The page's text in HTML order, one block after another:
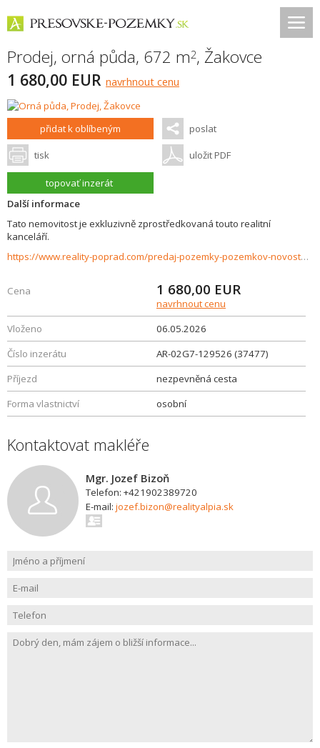
Prodej, orná půda, 672 m2, Žakovce
1 680,00 EUR navrhnout cenu
přidat k oblíbeným poslat
tisk uložit PDF
topovať inzerát
Další informace
Tato nemovitost je exkluzivně zprostředkovaná touto realitní
kanceláří.
https://www.reality-poprad.com/predaj-pozemky-pozemkov-novostavby/Orna-poda-na-predaj-Zakovce-37477/?utm_source=areality&utm_medium=xml&utm_term=37477&utm_content=chalupa&utm_campaign=portaly
Cena 1 680,00 EUR
navrhnout cenu
Vloženo
06.05.2026
Číslo inzerátu
AR-02G7-129526 (37477)
Příjezd
nezpevněná cesta
Forma vlastnictví
osobní
Kontaktovat makléře
Mgr. Jozef Bizoň
Telefon: +421902389720
E-mail: jozef.bizon@realityalpia.sk